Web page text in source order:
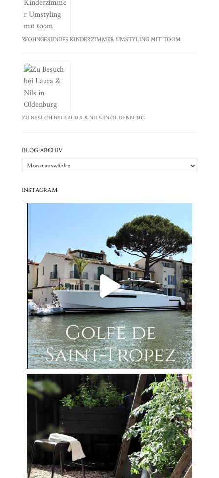
WOHNGESUNDES KINDERZIMMER UMSTYLING MIT TOOM
ZU BESUCH BEI LAURA & NILS IN OLDENBURG
BLOG ARCHIV
Blog
Archiv
INSTAGRAM